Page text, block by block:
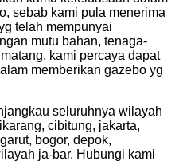
sebab kami pula menerima
telah mempunyai
mutu bahan, tenaga-
matang, kami percaya dapat
memberikan gazebo yg
seluruhnya wilayah
cibitung, jakarta,
bogor, depok,
ja-bar. Hubungi kami